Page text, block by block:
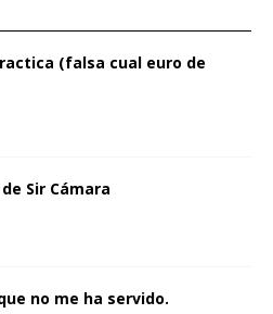
(falsa cual euro de
Sir Cámara
no me ha servido.